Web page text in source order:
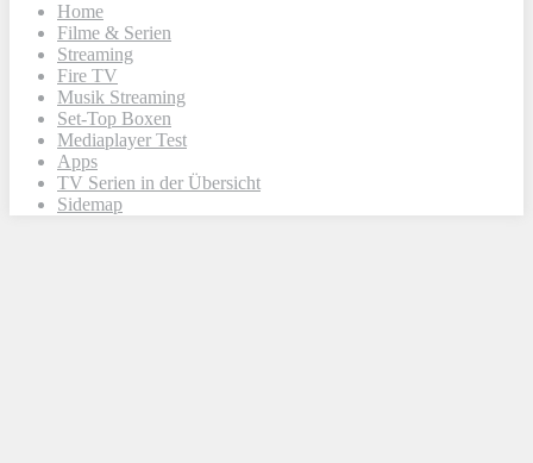
Home
Filme & Serien
Streaming
Fire TV
Musik Streaming
Set-Top Boxen
Mediaplayer Test
Apps
TV Serien in der Übersicht
Sidemap